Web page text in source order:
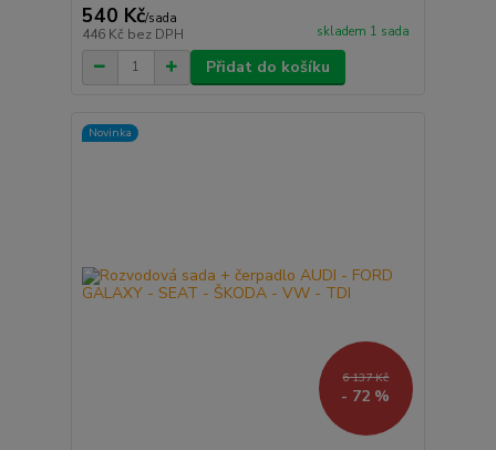
540 Kč/sada
446 Kč bez DPH skladem 1 sada
Přidat do košíku
Novinka
6 137 Kč
- 72 %